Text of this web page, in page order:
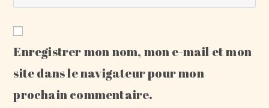
comment
comment
l’URL
votre
site
Enregistrer mon nom, mon e-mail et mon
site dans le navigateur pour mon
prochain commentaire.